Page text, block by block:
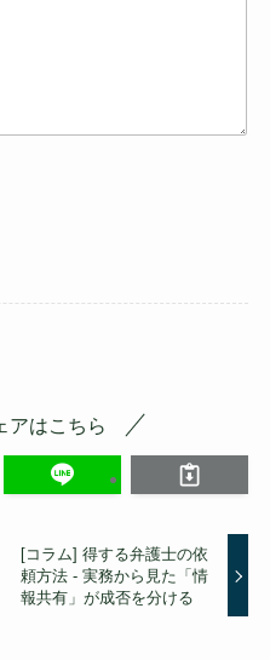
アはこちら
[コラム] 得する弁護士の依
頼方法 - 実務から見た「情
報共有」が成否を分ける